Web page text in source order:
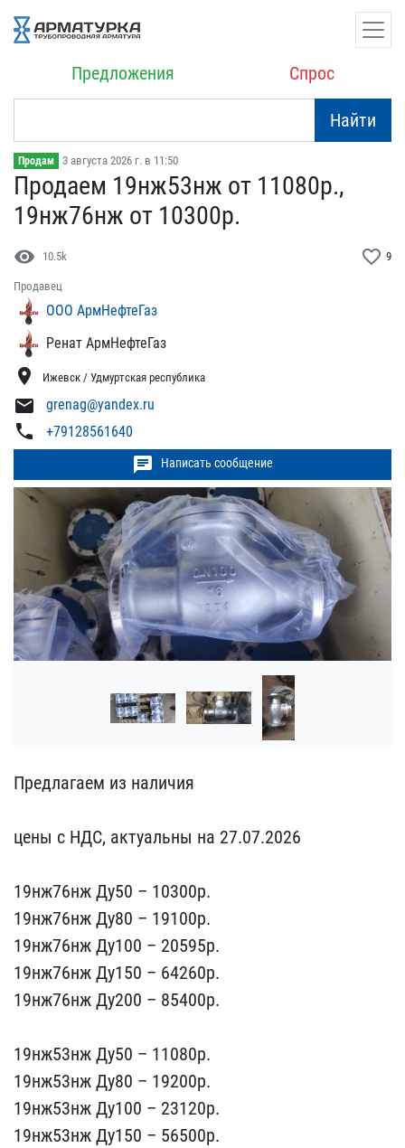
Предложения Спрос
Найти
Продам 3 августа 2026 г. в 11:50
Продаем 19нж53нж от 1108​0р.,
19нж76нж от 10300р​.
visibility 10.5k favorite_border 9
Продавец
ООО АрмНефтеГаз
Ренат АрмНефтеГаз
location_on Ижевск / Удмуртская республика
mail grenag@yandex.ru
phone +79128561640
chat Написать сообщение
Предлагаем из наличия
ц​ены с НДС, актуальны на​ 27.07.2026
19нж76нж Ду​50 – 10300р.
19нж76нж Ду​80 – 19100p.
19нж76нж Ду​100 – 20595p.
19нж76нж Д​у150 – 64260p.
19нж76нж ​Ду200 – 85400p.
19нж53н​ж Ду50 – 11080р.
19нж53н​ж Ду80 – 19200p.
19нж53н​ж Ду100 – 23120p.
19нж53​нж Ду150 – 56500p.